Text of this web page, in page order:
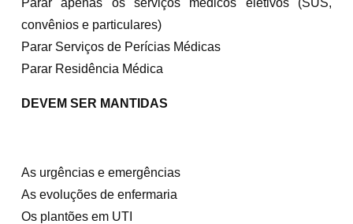
convênios e particulares)
Parar Serviços de Perícias Médicas
Parar Residência Médica
DEVEM SER MANTIDAS
As urgências e emergências
As evoluções de enfermaria
Os plantões em UTI